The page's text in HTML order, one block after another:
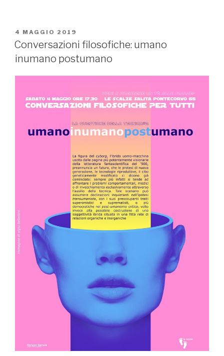
PUBBLICATO
IL
4 MAGGIO 2019
Conversazioni filosofiche: umano
inumano postumano